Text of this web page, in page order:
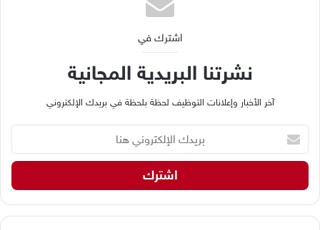
اشترك في
نشرتنا البريدية المجانية
آخر الأخبار وإعلانات التوظيف لحظة بلحظة في بريدك الإلكتروني
ي
ك
ا